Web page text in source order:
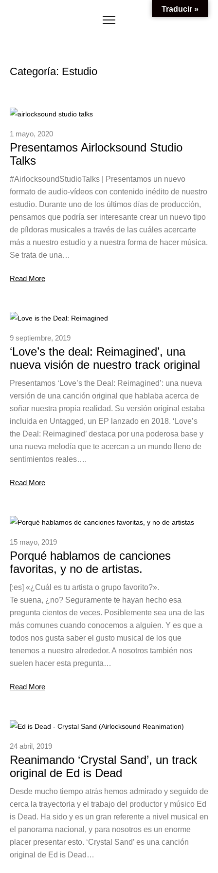
Categoría: Estudio
1 mayo, 2020
Presentamos Airlocksound Studio
Talks
#AirlocksoundStudioTalks | Presentamos un nuevo
formato de audio-vídeos con contenido inédito de nuestro
estudio. Durante uno de los últimos días de producción,
pensamos que podría ser interesante crear un nuevo tipo
de píldoras musicales a través de las cuáles acercarte
más a nuestro estudio y a nuestra forma de hacer música.
Se trata de una…
Read More
9 septiembre, 2019
‘Love’s the deal: Reimagined’, una
nueva visión de nuestro track original
Presentamos ‘Love’s the Deal: Reimagined’: una nueva
versión de una canción original que hablaba acerca de
soñar nuestra propia realidad. Su versión original estaba
incluida en Untagged, un EP lanzado en 2018. ‘Love’s
the Deal: Reimagined’ destaca por una poderosa base y
una nueva melodía que te acercan a un mundo lleno de
sentimientos reales….
Read More
15 mayo, 2019
Porqué hablamos de canciones
favoritas, y no de artistas.
[:es] «¿Cuál es tu artista o grupo favorito?».
Te suena, ¿no? Seguramente te hayan hecho esa
pregunta cientos de veces. Posiblemente sea una de las
más comunes cuando conocemos a alguien. Y es que a
todos nos gusta saber el gusto musical de los que
tenemos a nuestro alrededor. A nosotros también nos
suelen hacer esta pregunta…
Read More
24 abril, 2019
Reanimando ‘Crystal Sand’, un track
original de Ed is Dead
Desde mucho tiempo atrás hemos admirado y seguido de
cerca la trayectoria y el trabajo del productor y músico Ed
is Dead. Ha sido y es un gran referente a nivel musical en
el panorama nacional, y para nosotros es un enorme
placer presentar esto. ‘Crystal Sand’ es una canción
original de Ed is Dead…
Traducir »